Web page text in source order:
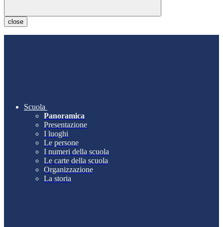
close
Scuola
Panoramica
Presentazione
I luoghi
Le persone
I numeri della scuola
Le carte della scuola
Organizzazione
La storia